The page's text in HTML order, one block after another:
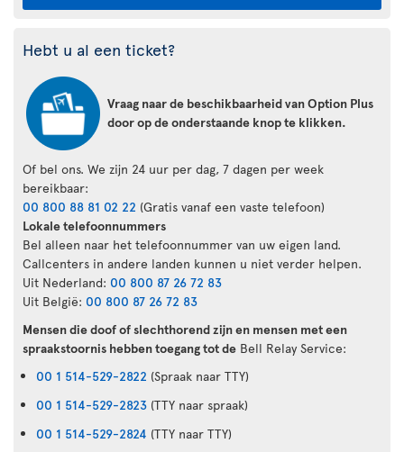
Hebt u al een ticket?
Vraag naar de beschikbaarheid van Option Plus
door op de onderstaande knop te klikken.
Of bel ons. We zijn 24 uur per dag, 7 dagen per week
bereikbaar:
00 800 88 81 02 22 (Gratis vanaf een vaste telefoon)
Lokale telefoonnummers
Bel alleen naar het telefoonnummer van uw eigen land.
Callcenters in andere landen kunnen u niet verder helpen.
Uit Nederland: 00 800 87 26 72 83
Uit België: 00 800 87 26 72 83
Mensen die doof of slechthorend zijn en mensen met een
spraakstoornis hebben toegang tot de Bell Relay Service:
00 1 514-529-2822 (Spraak naar TTY)
00 1 514-529-2823 (TTY naar spraak)
00 1 514-529-2824 (TTY naar TTY)